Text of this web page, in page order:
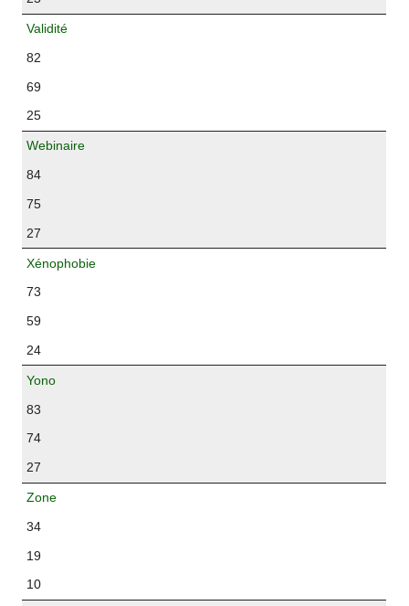
Validité
82
69
25
Webinaire
84
75
27
Xénophobie
73
59
24
Yono
83
74
27
Zone
34
19
10